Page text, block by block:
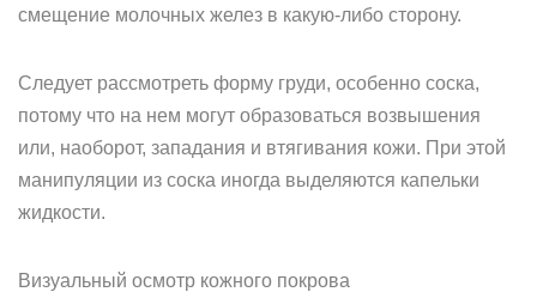
смещение молочных желез в какую-либо сторону.
Следует рассмотреть форму груди, особенно соска,
потому что на нем могут образоваться возвышения
или, наоборот, западания и втягивания кожи. При этой
манипуляции из соска иногда выделяются капельки
жидкости.
Визуальный осмотр кожного покрова